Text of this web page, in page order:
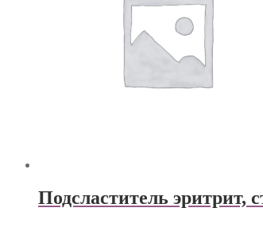
Подсластитель эритрит,